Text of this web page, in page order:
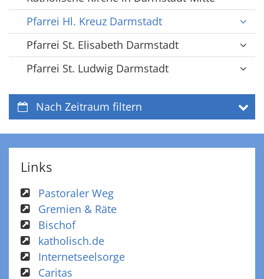
Pfarrei Hl. Kreuz Darmstadt
Pfarrei St. Elisabeth Darmstadt
Pfarrei St. Ludwig Darmstadt
Nach Zeitraum filtern
Links
Pastoraler Weg
Gremien & Räte
Bischof
katholisch.de
Internetseelsorge
Caritas